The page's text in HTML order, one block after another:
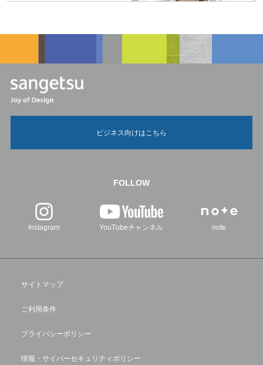
ビジネス向けはこちら
FOLLOW
Instagram YouTubeチャンネル note
サイトマップ
ご利用条件
プライバシーポリシー
情報・サイバーセキュリティポリシー